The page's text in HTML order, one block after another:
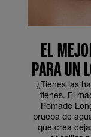
EL
PARA UN
¿Tienes las
tienes. El
Pomade
prueba de
que crea